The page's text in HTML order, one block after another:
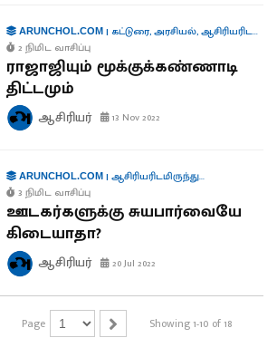
ARUNCHOL.COM| கட்டுரை,அரசியல்,ஆசிரியரிடமிருந்து...
2 நிமிட வாசிப்பு
ராஜாஜியும் மூக்குக்கண்ணாடி
திட்டமும்
ஆசிரியர் 13 Nov 2022
ARUNCHOL.COM| ஆசிரியரிடமிருந்து...
3 நிமிட வாசிப்பு
ஊடகர்களுக்கு சுயபார்வையே
கிடையாதா?
ஆசிரியர் 20 Jul 2022
Page Showing 1-10 of 18